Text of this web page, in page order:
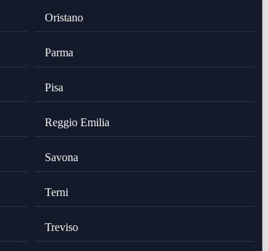
Oristano
Parma
Pisa
Reggio Emilia
Savona
Terni
Treviso